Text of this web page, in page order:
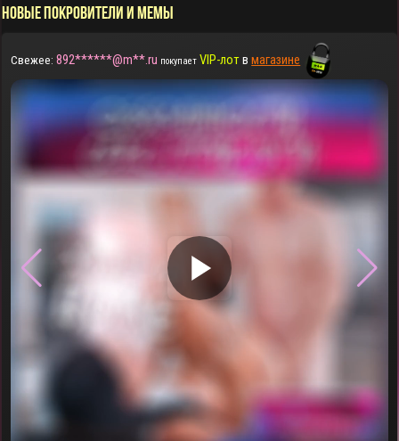
НОВЫЕ ПОКРОВИТЕЛИ И МЕМЫ
Свежее: 892******@m**.ru покупает VIP-лотвмагазине
▶